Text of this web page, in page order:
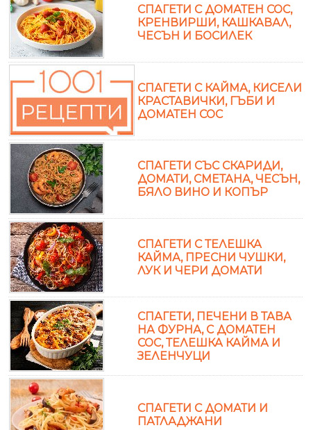
СПАГЕТИ С ДОМАТЕН СОС,
КРЕНВИРШИ, КАШКАВАЛ,
ЧЕСЪН И БОСИЛЕК
СПАГЕТИ С КАЙМА, КИСЕЛИ
КРАСТАВИЧКИ, ГЪБИ И
ДОМАТЕН СОС
СПАГЕТИ СЪС СКАРИДИ,
ДОМАТИ, СМЕТАНА, ЧЕСЪН,
БЯЛО ВИНО И КОПЪР
СПАГЕТИ С ТЕЛЕШКА
КАЙМА, ПРЕСНИ ЧУШКИ,
ЛУК И ЧЕРИ ДОМАТИ
СПАГЕТИ, ПЕЧЕНИ В ТАВА
НА ФУРНА, С ДОМАТЕН
СОС, ТЕЛЕШКА КАЙМА И
ЗЕЛЕНЧУЦИ
СПАГЕТИ С ДОМАТИ И
ПАТЛАДЖАНИ